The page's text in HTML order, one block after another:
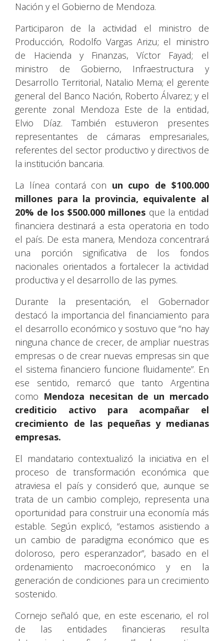
Nación y el Gobierno de Mendoza.
Participaron de la actividad el ministro de
Producción, Rodolfo Vargas Arizu; el ministro
de Hacienda y Finanzas, Víctor Fayad; el
ministro de Gobierno, Infraestructura y
Desarrollo Territorial, Natalio Mema; el gerente
general del Banco Nación, Roberto Álvarez; y el
gerente zonal Mendoza Este de la entidad,
Elvio Díaz. También estuvieron presentes
representantes de cámaras empresariales,
referentes del sector productivo y directivos de
la institución bancaria.
La línea contará con un cupo de $100.000
millones para la provincia, equivalente al
20% de los $500.000 millones que la entidad
financiera destinará a esta operatoria en todo
el país. De esta manera, Mendoza concentrará
una porción significativa de los fondos
nacionales orientados a fortalecer la actividad
productiva y el desarrollo de las pymes.
Durante la presentación, el Gobernador
destacó la importancia del financiamiento para
el desarrollo económico y sostuvo que “no hay
ninguna chance de crecer, de ampliar nuestras
empresas o de crear nuevas empresas sin que
el sistema financiero funcione fluidamente”. En
ese sentido, remarcó que tanto Argentina
como Mendoza necesitan de un mercado
crediticio activo para acompañar el
crecimiento de las pequeñas y medianas
empresas.
El mandatario contextualizó la iniciativa en el
proceso de transformación económica que
atraviesa el país y consideró que, aunque se
trata de un cambio complejo, representa una
oportunidad para construir una economía más
estable. Según explicó, “estamos asistiendo a
un cambio de paradigma económico que es
doloroso, pero esperanzador”, basado en el
ordenamiento macroeconómico y en la
generación de condiciones para un crecimiento
sostenido.
Cornejo señaló que, en este escenario, el rol
de las entidades financieras resulta